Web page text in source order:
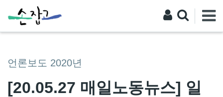
언론보도 2020년
[20.05.27 매일노동뉴스] 일